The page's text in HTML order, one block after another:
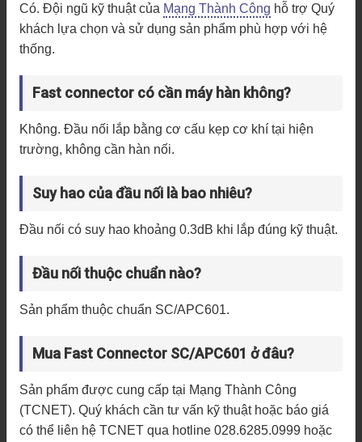
Có. Đội ngũ kỹ thuật của Mạng Thành Công hỗ trợ Quý
khách lựa chọn và sử dụng sản phẩm phù hợp với hệ
thống.
Fast connector có cần máy hàn không?
Không. Đầu nối lắp bằng cơ cấu kẹp cơ khí tại hiện
trường, không cần hàn nối.
Suy hao của đầu nối là bao nhiêu?
Đầu nối có suy hao khoảng 0.3dB khi lắp đúng kỹ thuật.
Đầu nối thuộc chuẩn nào?
Sản phẩm thuộc chuẩn SC/APC601.
Mua Fast Connector SC/APC601 ở đâu?
Sản phẩm được cung cấp tại Mạng Thành Công
(TCNET). Quý khách cần tư vấn kỹ thuật hoặc báo giá
có thể liên hệ TCNET qua hotline 028.6285.0999 hoặc